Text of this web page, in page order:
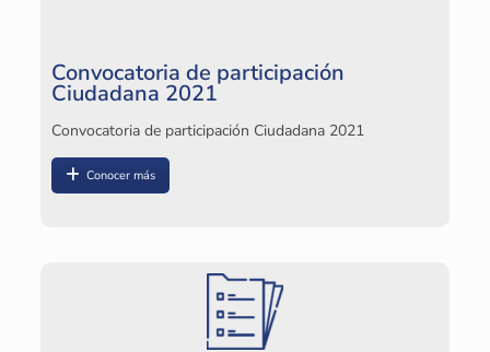
Convocatoria de participación
Ciudadana 2021
Convocatoria de participación Ciudadana 2021
Conocer más